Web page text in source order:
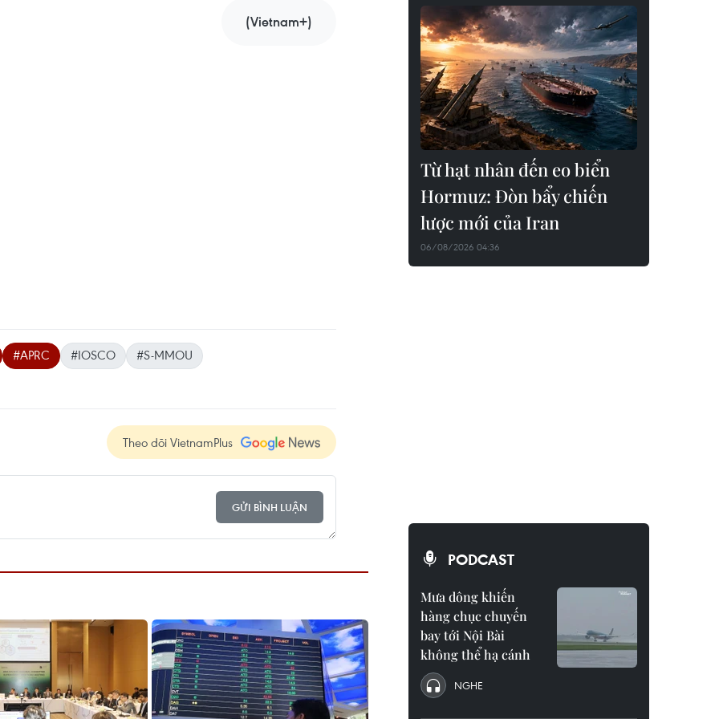
(Vietnam+)
#APRC #IOSCO
#S-MMOU
Theo dõi VietnamPlus
GỬI BÌNH LUẬN
Từ hạt nhân đến eo biển
Hormuz: Đòn bẩy chiến
lược mới của Iran
06/08/2026 04:36
PODCAST
Mưa dông khiến
hàng chục chuyến
bay tới Nội Bài
không thể hạ cánh
NGHE